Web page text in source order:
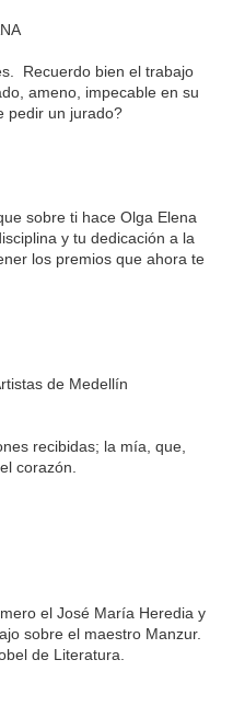
Recuerdo bien el trabajo
ameno, impecable en su
pedir un jurado?
sobre ti hace Olga Elena
y tu dedicación a la
los premios que ahora te
de Medellín
recibidas; la mía, que,
corazón.
el José María Heredia y
sobre el maestro Manzur.
de Literatura.